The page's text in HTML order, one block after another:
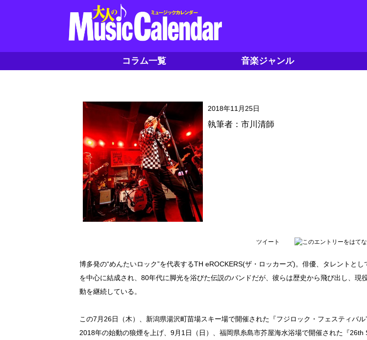
コラム一覧 音楽ジャンル
2018年11月25日
執筆者：市川清師
ツイート
博多発の“めんたいロック”を代表するTH eROCKERS(ザ・ロッカーズ)。俳優、タレントとし
を中心に結成され、80年代に脚光を浴びた伝説のバンドだが、彼らは歴史から飛び出し、現
動を継続している。
この7月26日（木）、新潟県湯沢町苗場スキー場で開催された『フジロック・フェスティバル
2018年の始動の狼煙を上げ、9月1日（日）、福岡県糸島市芥屋海水浴場で開催された『26th